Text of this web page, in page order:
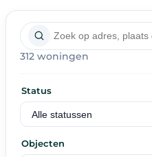
312 woningen
Status
Objecten